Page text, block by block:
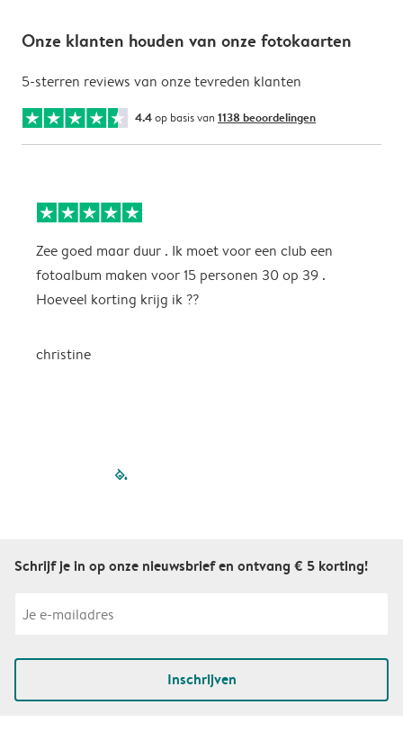
Onze klanten houden van onze fotokaarten
5-sterren reviews van onze tevreden klanten
4.4op basis van 1138 beoordelingen
Zee goed maar duur . Ik moet voor een club een
fotoalbum maken voor 15 personen 30 op 39 .
Hoeveel korting krijg ik ??
christine
filled-pagination
Schrijf je in op onze nieuwsbrief en ontvang € 5 korting!
Inschrijven